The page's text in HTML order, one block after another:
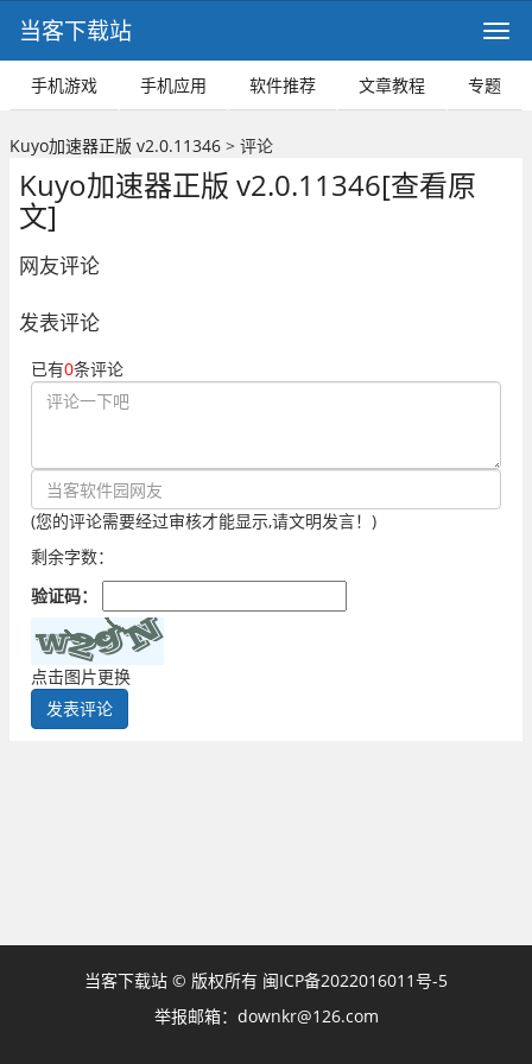
当客下载站
手机游戏 手机应用 软件推荐 文章教程 专题
Kuyo加速器正版 v2.0.11346 > 评论
Kuyo加速器正版 v2.0.11346[查看原
文]
网友评论
发表评论
已有0条评论
(您的评论需要经过审核才能显示,请文明发言！)
剩余字数：
验证码：
点击图片更换
当客下载站 © 版权所有 闽ICP备2022016011号-5
举报邮箱：downkr@126.com